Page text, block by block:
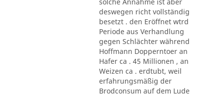
deswegen richt vollständig
besetzt . den Eröffnet wtrd
Periode aus Verhandlung
gegen Schlächter während
Hoffmann Dopperntoer an
Hafer ca . 45 Millionen , an
Weizen ca . erdtubt, weil
erfahrungsmäßig der
Brodconsum auf dem Lude